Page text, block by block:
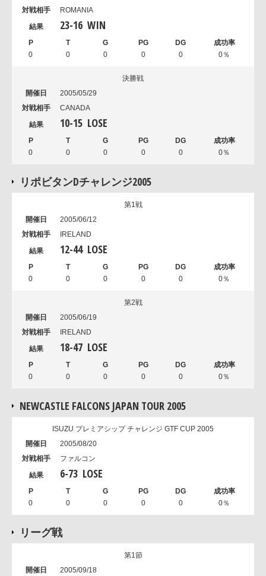
ROMANIA
23-16 WIN
0 0 0 0 0 0％
決勝戦
2005/05/29
CANADA
10-15 LOSE
0 0 0 0 0 0％
リポビタンDチャレンジ2005
第1戦
2005/06/12
IRELAND
12-44 LOSE
0 0 0 0 0 0％
第2戦
2005/06/19
IRELAND
18-47 LOSE
0 0 0 0 0 0％
NEWCASTLE FALCONS JAPAN TOUR 2005
ISUZU プレミアシップ チャレンジ GTF CUP 2005
2005/08/20
ファルコン
6-73 LOSE
0 0 0 0 0 0％
リーグ戦
第1節
2005/09/18